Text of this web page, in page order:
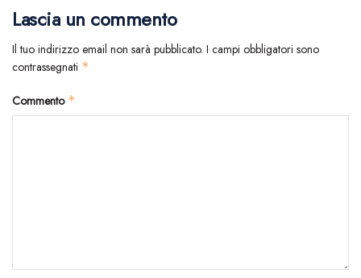
Lascia un commento
Il tuo indirizzo email non sarà pubblicato. I campi obbligatori sono
contrassegnati *
Commento *